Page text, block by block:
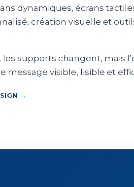
dynamiques, écrans
création visuelle et
supports changent, mais
message visible, lisible et
→